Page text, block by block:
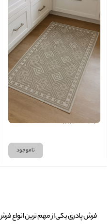
فرشینه سایز بزرگ ( 80 × 150 )
ناموجود
فرش پادری یکی از مهم‌ ترین انواع